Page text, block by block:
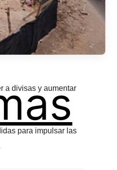
a divisas y aumentar
para impulsar las